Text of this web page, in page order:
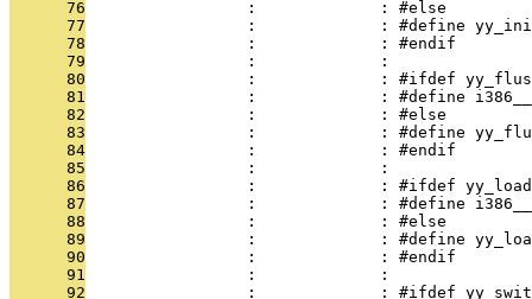
      76
                 :             : #else
      77
:             : #define
      78
                 :             : #endif
      79
                 :             :
      80
:             : #ifdef
      81
:             : #define
      82
                 :             : #else
      83
:             : #define
      84
                 :             : #endif
      85
                 :             :
      86
:             : #ifdef
      87
:             : #define
      88
                 :             : #else
      89
:             : #define
      90
                 :             : #endif
      91
                 :             :
      92
:             : #ifdef